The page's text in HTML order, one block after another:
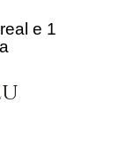
al e 1